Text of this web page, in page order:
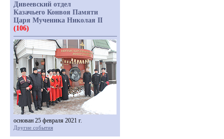
Дивеевский отдел
Казачьего Конвоя Памяти
Царя Мученика Николая II
(106)
основан 25 февраля 2021 г.
Другие события